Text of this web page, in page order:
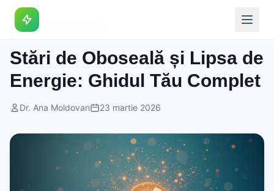
Sanatate si Bunastare
Stări de Oboseală și Lipsa de
Energie: Ghidul Tău Complet
Dr. Ana Moldovan 23 martie 2026